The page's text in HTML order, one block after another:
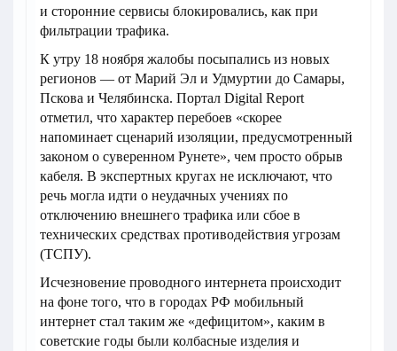
и сторонние сервисы блокировались, как при
фильтрации трафика.
К утру 18 ноября жалобы посыпались из новых
регионов — от Марий Эл и Удмуртии до Самары,
Пскова и Челябинска. Портал Digital Report
отметил, что характер перебоев «скорее
напоминает сценарий изоляции, предусмотренный
законом о суверенном Рунете», чем просто обрыв
кабеля. В экспертных кругах не исключают, что
речь могла идти о неудачных учениях по
отключению внешнего трафика или сбое в
технических средствах противодействия угрозам
(ТСПУ).
Исчезновение проводного интернета происходит
на фоне того, что в городах РФ мобильный
интернет стал таким же «дефицитом», каким в
советские годы были колбасные изделия и